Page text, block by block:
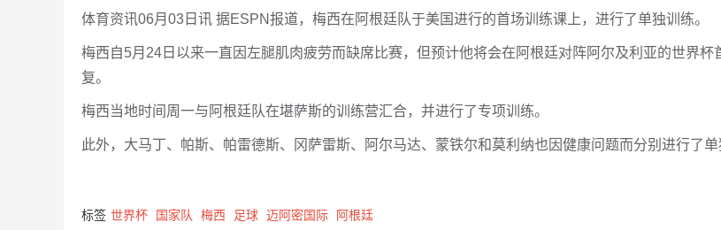
体育资讯06月03日讯 据ESPN报道，梅西在阿根廷队于美国进行的首场训练课上，进行了单独训练。
梅西自5月24日以来一直因左腿肌肉疲劳而缺席比赛，但预计他将会在阿根廷对阵阿尔及利亚的世界杯
复。
梅西当地时间周一与阿根廷队在堪萨斯的训练营汇合，并进行了专项训练。
此外，大马丁、帕斯、帕雷德斯、冈萨雷斯、阿尔马达、蒙铁尔和莫利纳也因健康问题而分别进行了单
标签 世界杯 国家队 梅西 足球 迈阿密国际 阿根廷